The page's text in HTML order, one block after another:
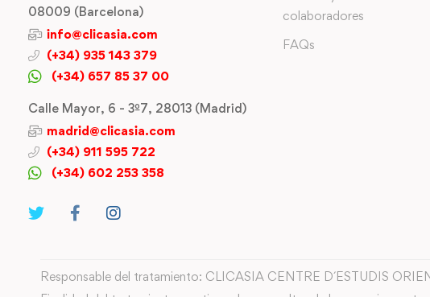
08009 (Barcelona)
info@clicasia.com
(+34) 935 143 379
(+34) 657 85 37 00
Calle Mayor, 6 - 3º7, 28013 (Madrid)
madrid@clicasia.com
(+34) 911 595 722
(+34) 602 253 358
colaboradores
FAQs
Responsable del tratamiento: CLICASIA CENTRE D´ESTUDIS